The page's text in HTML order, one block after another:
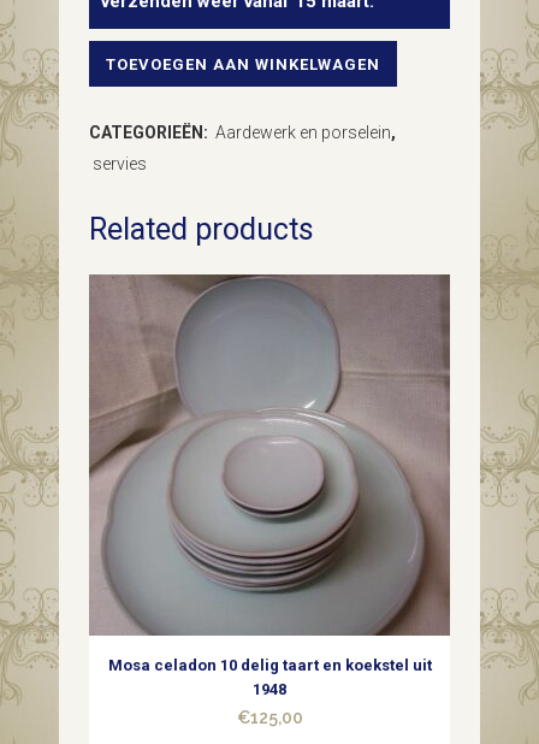
Servet
lepelbeker
Hathaway
quantity
TOEVOEGEN AAN WINKELWAGEN
CATEGORIEËN: Aardewerk en porselein,
servies
Related products
Mosa celadon 10 delig taart en koekstel uit
1948
€125,00